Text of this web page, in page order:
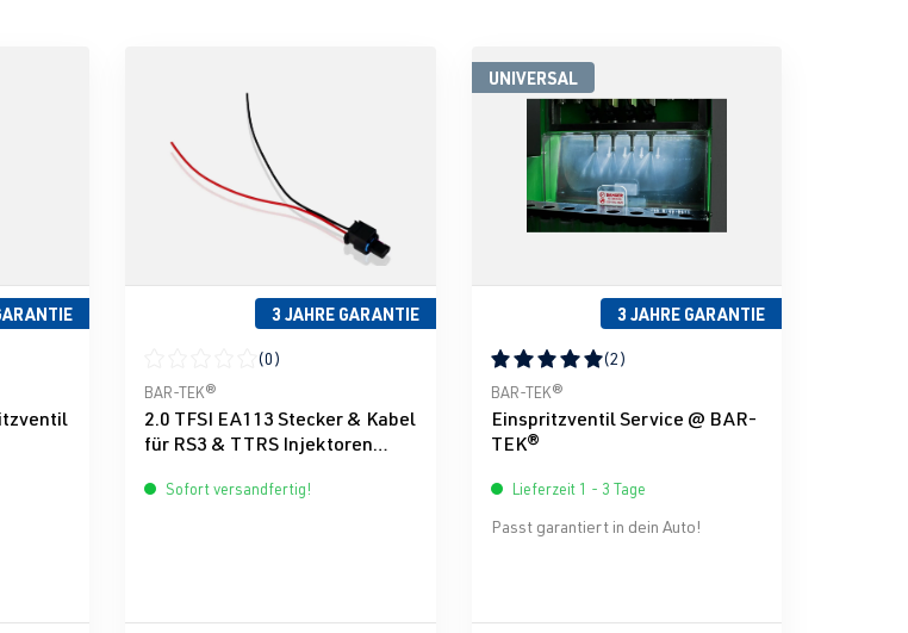
von 5 von 5 Sternen
3 JAHRE GARANTIE
Durchschnittliche Bewertung von 0 von 5 Sternen
(0)
BAR-TEK®
2.0 TFSI EA113 Stecker & Kabel
für RS3 & TTRS Injektoren
Sofort versandfertig!
UNIVERSAL
3 JAHRE GARANTIE
Durchschnittliche Bewertung von 5 von 5 Sternen
(2)
BAR-TEK®
Einspritzventil Service @ BAR-
TEK®
Lieferzeit 1 - 3 Tage
Passt garantiert in dein Auto!